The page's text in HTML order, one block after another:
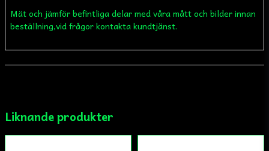
name
Namn
email
Mät och jämför befintliga delar med våra mått och bilder innan
beställning,vid frågor kontakta kundtjänst.
Liknande produkter